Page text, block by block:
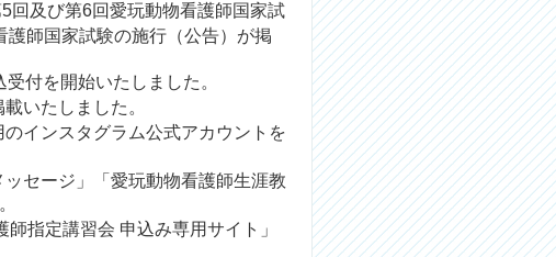
回及び第6回愛玩動物看護師国家試
師国家試験の施行（公告）が掲
受付を開始いたしました。
載いたしました。
インスタグラム公式アカウントを
ッセージ 」「 愛玩動物看護師生涯教
指定講習会 申込み専用サイト 」